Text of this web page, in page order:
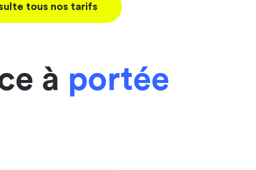
tous nos tarifs
à portée